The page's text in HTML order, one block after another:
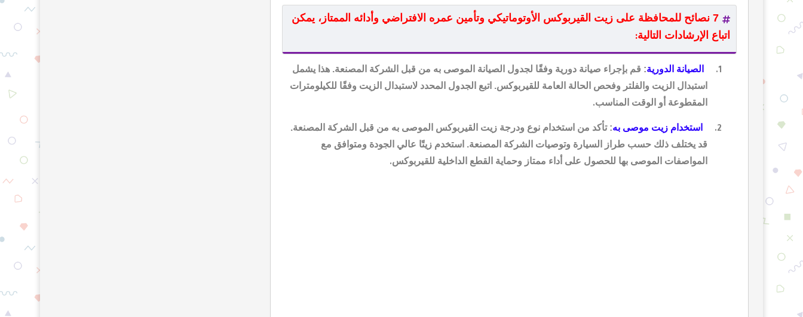
7 نصائح للمحافظة على زيت القيربوكس الأوتوماتيكي وتأمين عمره الافتراضي وأدائه الممتاز، يمكن
اتباع الإرشادات التالية:
1. الصيانة الدورية: قم بإجراء صيانة دورية وفقًا لجدول الصيانة الموصى به من قبل الشركة المصنعة. هذا يشمل
استبدال الزيت والفلتر وفحص الحالة العامة للقيربوكس. اتبع الجدول المحدد لاستبدال الزيت وفقًا للكيلومترات
المقطوعة أو الوقت المناسب.
2. استخدام زيت موصى به: تأكد من استخدام نوع ودرجة زيت القيربوكس الموصى به من قبل الشركة المصنعة.
قد يختلف ذلك حسب طراز السيارة وتوصيات الشركة المصنعة. استخدم زيتًا عالي الجودة ومتوافق مع
المواصفات الموصى بها للحصول على أداء ممتاز وحماية القطع الداخلية للقيربوكس.